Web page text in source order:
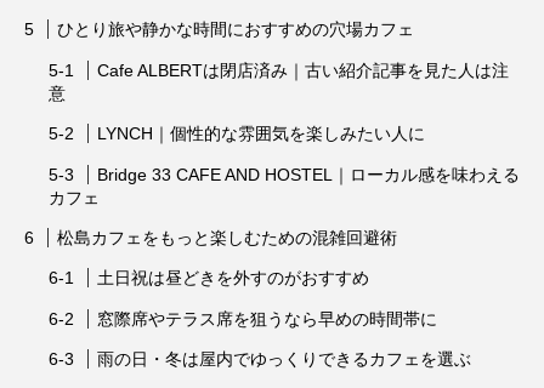
ひとり旅や静かな時間におすすめの穴場カフェ
Cafe ALBERTは閉店済み｜古い紹介記事を見た人は注
意
LYNCH｜個性的な雰囲気を楽しみたい人に
Bridge 33 CAFE AND HOSTEL｜ローカル感を味わえる
カフェ
松島カフェをもっと楽しむための混雑回避術
土日祝は昼どきを外すのがおすすめ
窓際席やテラス席を狙うなら早めの時間帯に
雨の日・冬は屋内でゆっくりできるカフェを選ぶ